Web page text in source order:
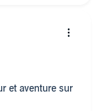
et aventure sur